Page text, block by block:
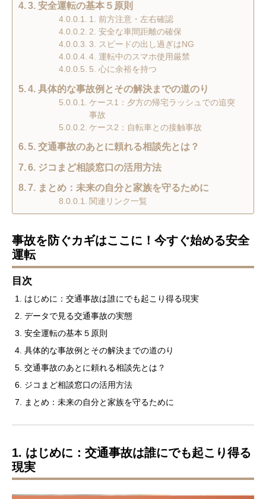
3. 安全運転の基本５原則
1. 前方注意・左右確認
2. 安全な車間距離の確保
3. スピードの出し過ぎはNG
4. 運転中のスマホ使用厳禁
5. 心に余裕を持つ
4. 具体的な事故例とその解決までの道のり
ケース1：夕方の帰宅ラッシュでの追突
事故
ケース2：自転車との接触事故
5. 交通事故のあとに頼れる相談先とは？
6. ジコまど相談窓口の活用方法
7. まとめ：未来の自分と家族を守るために
関連リンク一覧
事故を防ぐカギはここに！今すぐ始める安全
運転
目次
はじめに：交通事故は誰にでも起こり得る現実
データで見る交通事故の実態
安全運転の基本５原則
具体的な事故例とその解決までの道のり
交通事故のあとに頼れる相談先とは？
ジコまど相談窓口の活用方法
まとめ：未来の自分と家族を守るために
1. はじめに：交通事故は誰にでも起こり得る
現実